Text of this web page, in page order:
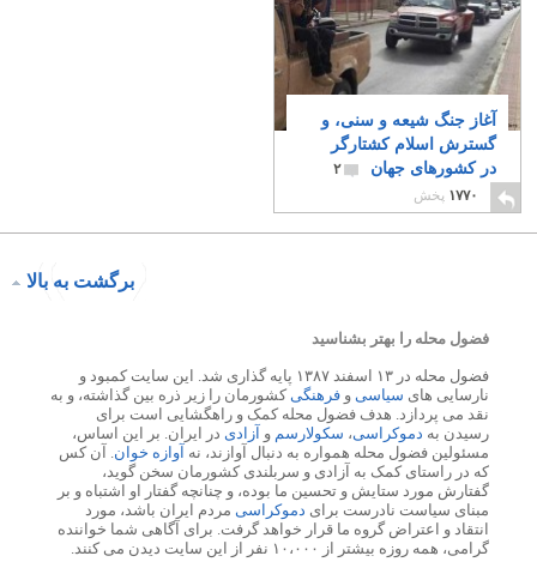
آغاز جنگ شیعه و سنی، و
گسترش اسلام کشتارگر
در کشورهای جهان
۲
۱۷۷۰ پخش
برگشت به بالا
فضول محله را بهتر بشناسید
فضول محله در ۱۳ اسفند ۱۳۸۷ پایه گذاری شد. این سایت کمبود و
نارسایی های سیاسی و فرهنگی کشورمان را زیر ذره بین گذاشته، و به
نقد می پردازد. هدف فضول محله کمک و راهگشایی است برای
رسیدن به دموکراسی، سکولارسم و آزادی در ایران. بر این اساس،
مسئولین فضول محله همواره به دنبال آوازند، نه آوازه خوان . آن کس
که در راستای کمک به آزادی و سربلندی کشورمان سخن گوید،
گفتارش مورد ستایش و تحسین ما بوده، و چنانچه گفتار او اشتباه و بر
مبنای سیاست نادرست برای دموکراسی مردم ایران باشد، مورد
انتقاد و اعتراض گروه ما قرار خواهد گرفت. برای آگاهی شما خواننده
گرامی، همه روزه بیشتر از ۱۰،۰۰۰ نفر از این سایت دیدن می کنند.